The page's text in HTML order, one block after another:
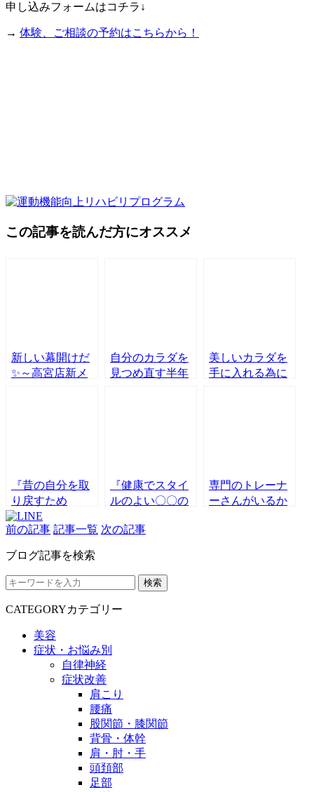
申し込みフォームはコチラ↓
→ 体験、ご相談の予約はこちらから！
この記事を読んだ方にオススメ
新しい幕開けだ
✨～高宮店新メ
自分のカラダを
見つめ直す半年
美しいカラダを
手に入れる為に
『昔の自分を取
り戻すため
に！！』 シェ
イプアップスト
イックコース開
始
『健康でスタイ
ルのよい〇〇の
い！！』
🎶
専門のトレーナ
ーさんがいるか
前の記事 記事一覧 次の記事
ブログ記事を検索
検索
CATEGORYカテゴリー
美容
症状・お悩み別
自律神経
症状改善
肩こり
腰痛
股関節・膝関節
背骨・体幹
肩・肘・手
頭頚部
足部